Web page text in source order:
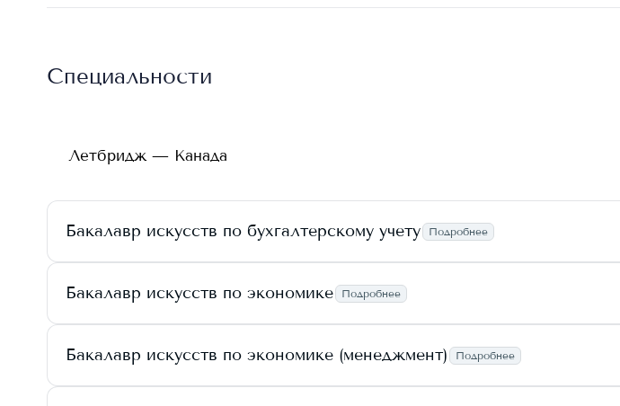
Специальности
Летбридж — Канада
Бакалавр искусств по бухгалтерскому учету Подробнее
Бакалавр искусств по экономике Подробнее
Бакалавр искусств по экономике (менеджмент) Подробнее